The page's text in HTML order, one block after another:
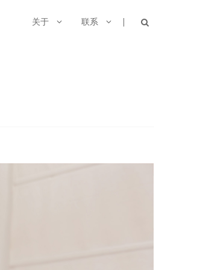
关于 联系